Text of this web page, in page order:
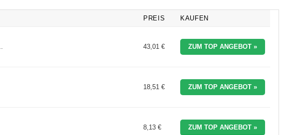
PREIS KAUFEN
43,01 € ZUM TOP ANGEBOT »
18,51 € ZUM TOP ANGEBOT »
8,13 € ZUM TOP ANGEBOT »